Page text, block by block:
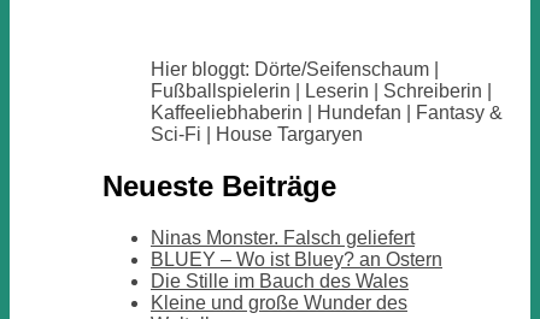
Hier bloggt: Dörte/Seifenschaum |
Fußballspielerin | Leserin | Schreiberin |
Kaffeeliebhaberin | Hundefan | Fantasy &
Sci-Fi | House Targaryen
Neueste Beiträge
Ninas Monster. Falsch geliefert
BLUEY – Wo ist Bluey? an Ostern
Die Stille im Bauch des Wales
Kleine und große Wunder des